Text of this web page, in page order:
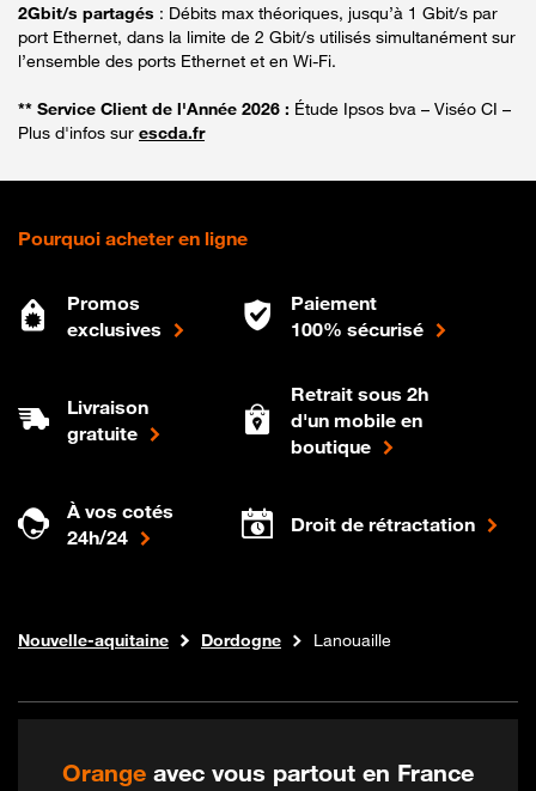
2Gbit/s partagés : Débits max théoriques, jusqu’à 1 Gbit/s par
port Ethernet, dans la limite de 2 Gbit/s utilisés simultanément sur
l’ensemble des ports Ethernet et en Wi-Fi.
** Service Client de l'Année 2026 : Étude Ipsos bva – Viséo CI –
Plus d'infos sur escda.fr
Pourquoi acheter en ligne
Promos
exclusives
Paiement
100% sécurisé
Livraison
gratuite
Retrait sous 2h
d'un mobile en
boutique
À vos cotés
24h/24
Droit de rétractation
Boutique Orange
Internet fibre
Nouvelle-aquitaine Dordogne Lanouaille